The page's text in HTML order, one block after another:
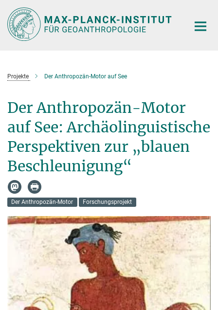
Hauptinhalt
Projekte Der Anthropozän-Motor auf See
Der Anthropozän-Motor
auf See: Archäolinguistische
Perspektiven zur „blauen
Beschleunigung“
Der Anthropozän-Motor Forschungsprojekt